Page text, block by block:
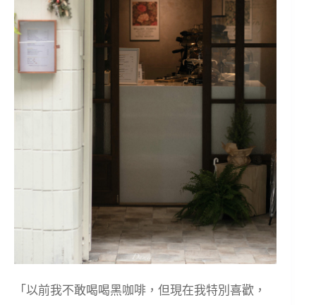
「以前我不敢喝喝黑咖啡，但現在我特別喜歡，